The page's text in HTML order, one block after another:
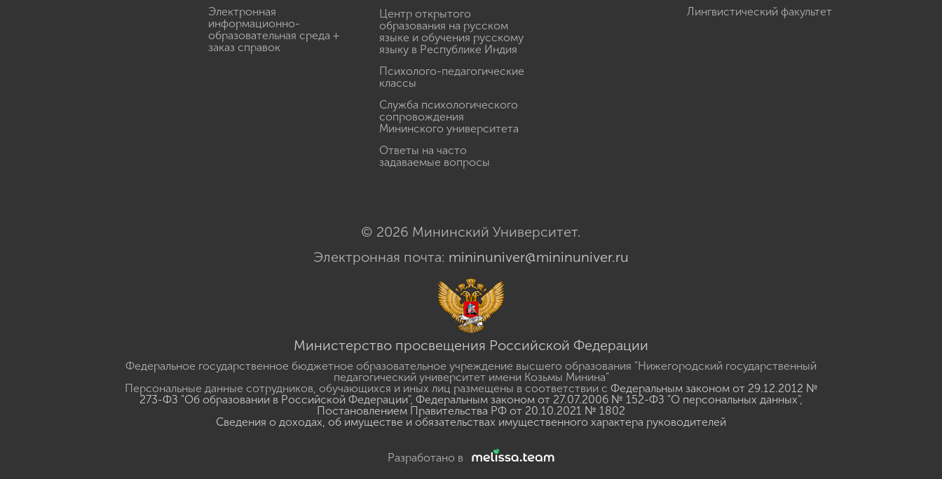
Электронная
информационно-
образовательная среда +
заказ справок
Центр открытого
образования на русском
языке и обучения русскому
языку в Республике Индия
Психолого-педагогические
классы
Служба психологического
сопровождения
Мининского университета
Ответы на часто
задаваемые вопросы
Лингвистический факультет
© 2026 Мининский Университет.
Электронная почта: mininuniver@mininuniver.ru
Министерство просвещения Российской Федерации
Федеральное государственное бюджетное образовательное учреждение высшего образования "Нижегородский государственный
педагогический университет имени Козьмы Минина"
Персональные данные сотрудников, обучающихся и иных лиц размещены в соответствии с Федеральным законом от 29.12.2012 №
273-ФЗ "Об образовании в Российской Федерации", Федеральным законом от 27.07.2006 № 152-ФЗ "О персональных данных",
Постановлением Правительства РФ от 20.10.2021 № 1802
Сведения о доходах, об имуществе и обязательствах имущественного характера руководителей
Разработано в